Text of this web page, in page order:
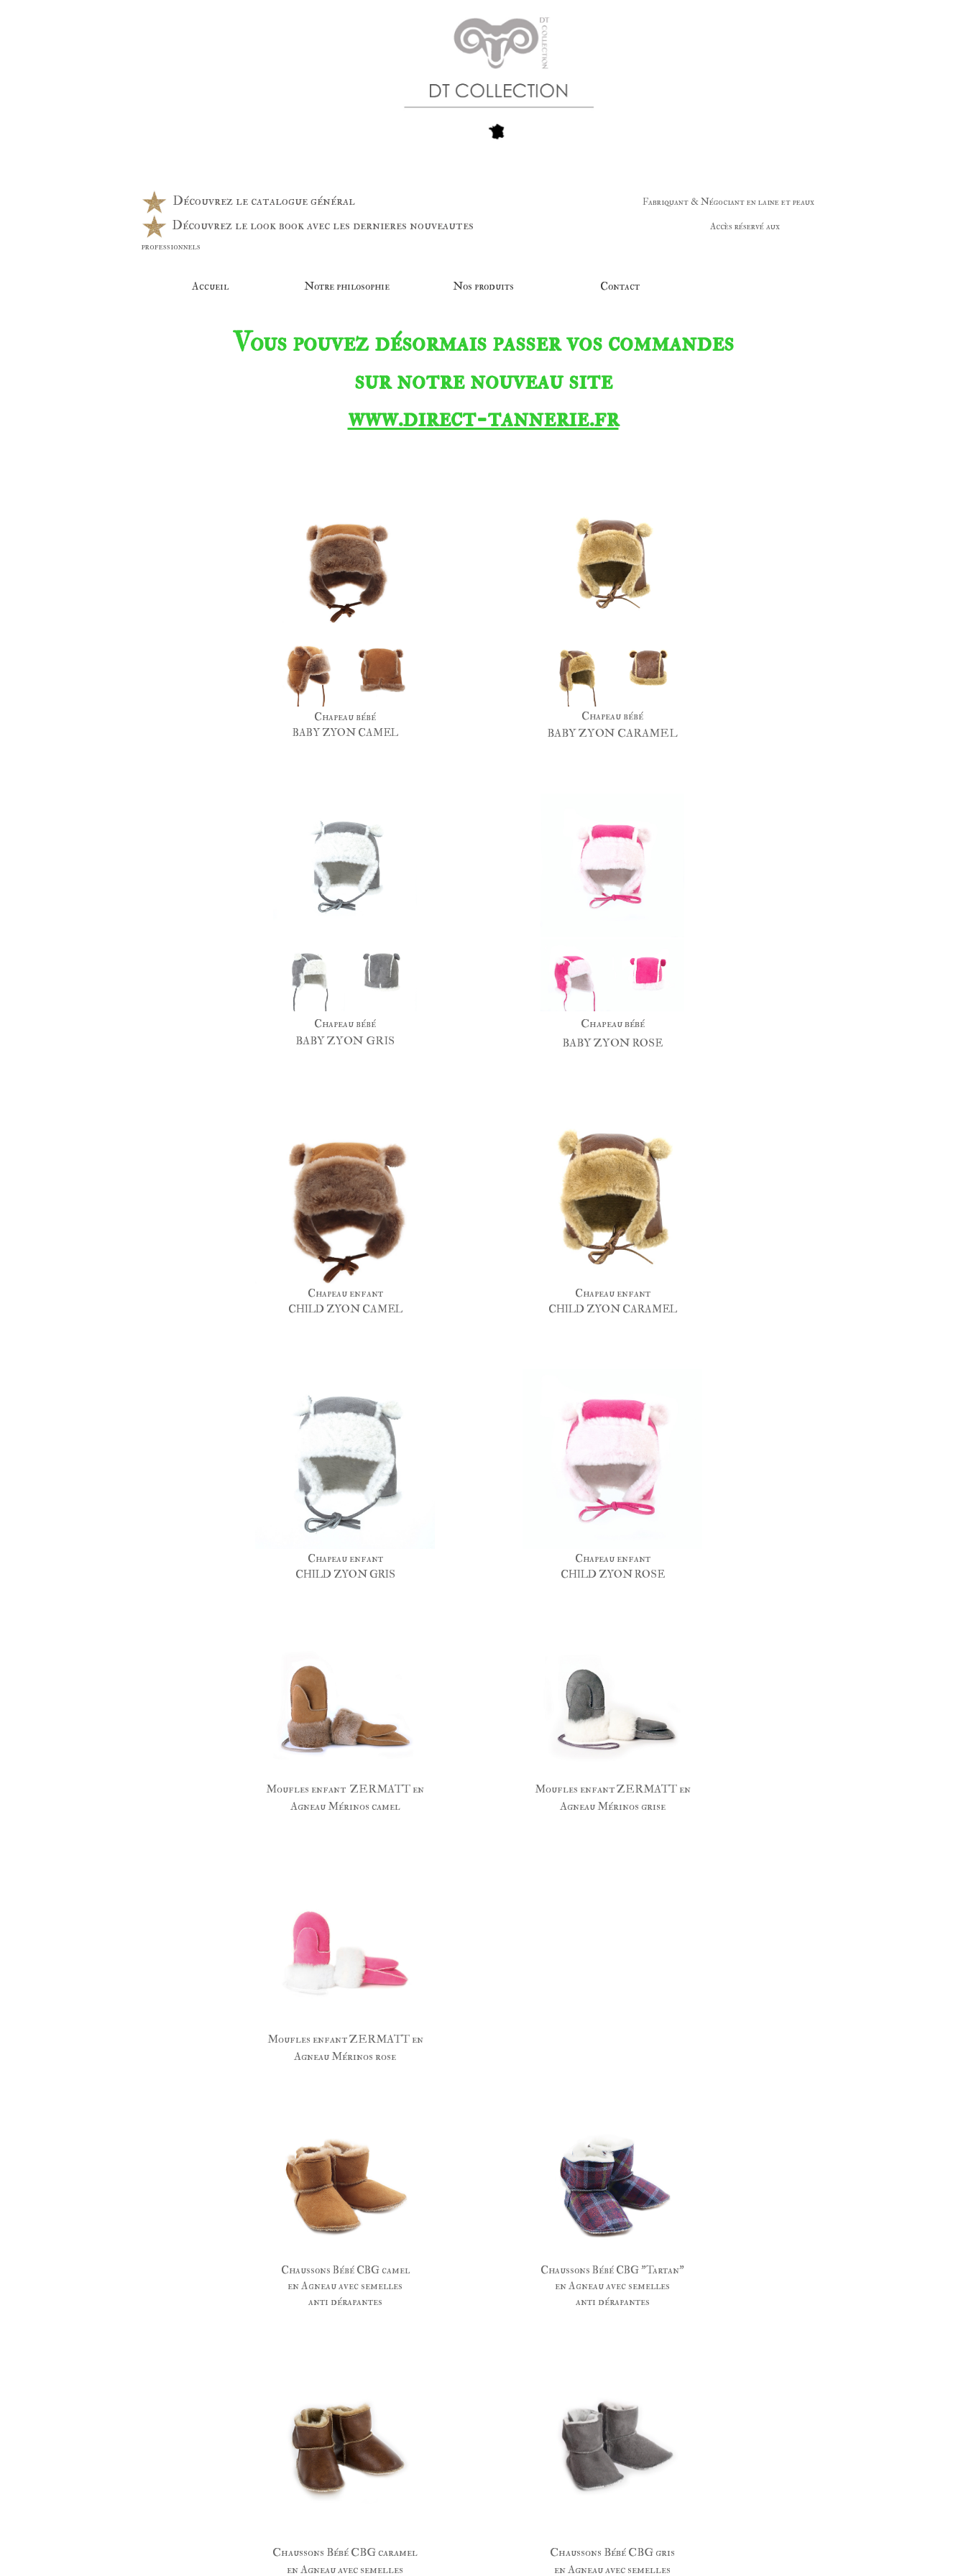
Découvrez le catalogue général Fabriquant & Négociant en laine et peaux
Découvrez le look book avec les dernieres nouveautes
Accès réservé aux
professionnels
Accueil Notre philosophie Nos produits Contact
Vous pouvez désormais passer vos commandes
sur notre nouveau site
www.direct-tannerie.fr
Chapeau bébé
BABY ZYON CAMEL
Chapeau bébé
BABY ZYON CARAMEL
Chapeau bébé
BABY ZYON GRIS
Chapeau bébé
BABY ZYONROSE
Chapeau enfant
CHILD ZYON CAMEL
Chapeau enfant
CHILD ZYON CARAMEL
Chapeau enfant
CHILD ZYON GRIS
Chapeau enfant
CHILD ZYON ROSE
Moufles enfant ZERMATT en
Agneau Mérinos camel
Moufles enfant ZERMATT en
Agneau Mérinos grise
Moufles enfant ZERMATT en
Agneau Mérinos rose
Chaussons Bébé CBG camel
en Agneau avec semelles
anti dérapantes
Chaussons Bébé CBG "Tartan"
en Agneau avec semelles
anti dérapantes
Chaussons Bébé CBG caramel
en Agneau avec semelles
Chaussons Bébé CBG gris
en Agneau avec semelles